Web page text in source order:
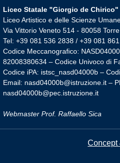
Liceo Statale "Giorgio de Chirico"
Liceo Artistico e delle Scienze
Via Vittorio Veneto 514 - 80058
Tel: +39 081 536 2838 / +39 081
Codice Meccanografico:
82008380634 – Codice Univoco di
Codice iPA: istsc_nasd04000b –
Email: nasd04000b@istruzione.it –
nasd04000b@pec.istruzione.it
Webmaster Prof. Raffaello Sica
Concept